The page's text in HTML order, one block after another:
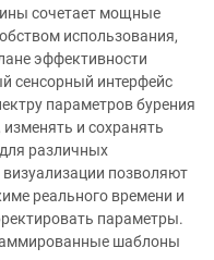
сочетает мощные
использования,
эффективности
сенсорный интерфейс
параметров бурения
и сохранять
различных
позволяют
реального времени и
параметры.
шаблоны